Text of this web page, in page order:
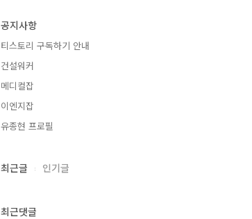
공지사항
티스토리 구독하기 안내
건설워커
메디컬잡
이엔지잡
유종현 프로필
최근글 인기글
최근댓글